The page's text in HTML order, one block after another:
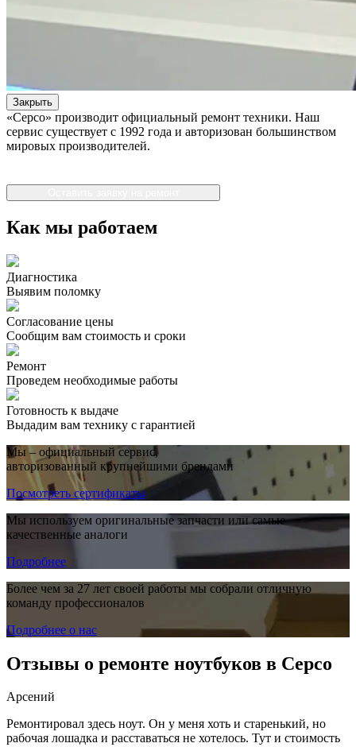
Закрыть
«Серсо» производит официальный ремонт техники. Наш
сервис существует с 1992 года и авторизован большинством
мировых производителей.
Как мы работаем
Диагностика
Выявим поломку
Согласование цены
Сообщим вам стоимость и сроки
Ремонт
Проведем необходимые работы
Готовность к выдаче
Выдадим вам технику с гарантией
Мы – официальный сервис,
авторизованный крупнейшими брендами
Посмотреть сертификаты
Мы используем оригинальные запчасти или самые
качественные аналоги
Подробнее
Более чем за 27 лет своей работы мы собрали отличную
команду профессионалов
Подробнее о нас
Отзывы о ремонте ноутбуков в Серсо
Арсений
Ремонтировал здесь ноут. Он у меня хоть и старенький, но
рабочая лошадка и расставаться не хотелось. Тут и стоимость